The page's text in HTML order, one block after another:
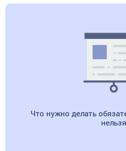
Что нужно делать
нельзя